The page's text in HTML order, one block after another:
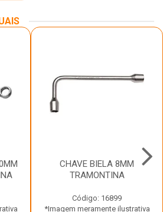
CHAVE BIELA 8MM
TRAMONTINA
Código: 16899
*Imagem meramente ilustrativa